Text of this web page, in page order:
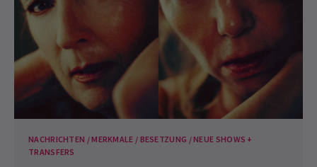
NACHRICHTEN / MERKMALE / BESETZUNG / NEUE SHOWS +
TRANSFERS